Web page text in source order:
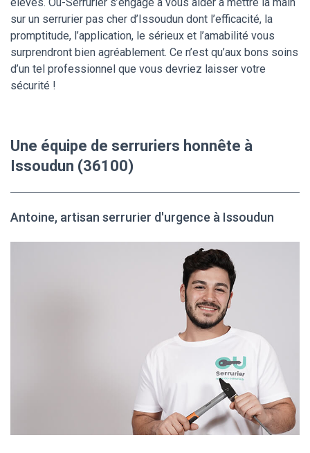
élevés. Ou-Serrurier s’engage à vous aider à mettre la main
sur un serrurier pas cher d’Issoudun dont l’efficacité, la
promptitude, l’application, le sérieux et l’amabilité vous
surprendront bien agréablement. Ce n’est qu’aux bons soins
d’un tel professionnel que vous devriez laisser votre
sécurité !
Une équipe de serruriers honnête à
Issoudun (36100)
Antoine, artisan serrurier d'urgence à Issoudun